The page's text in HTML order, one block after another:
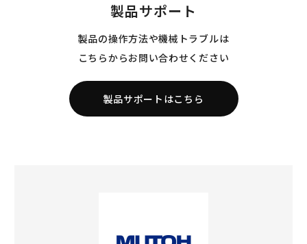
製品サポート
製品の操作方法や機械トラブルは
こちらからお問い合わせください
製品サポートはこちら